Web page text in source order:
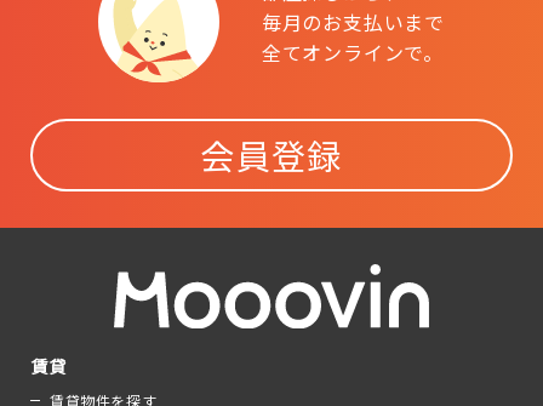
毎月のお支払いまで
全てオンラインで。
会員登録
賃貸
賃貸物件を探す